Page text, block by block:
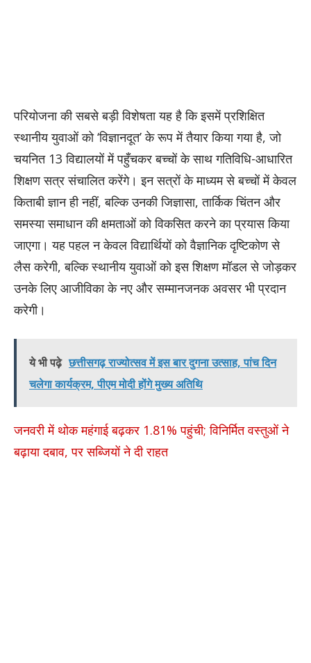
परियोजना की सबसे बड़ी विशेषता यह है कि इसमें प्रशिक्षित
स्थानीय युवाओं को ‘विज्ञानदूत’ के रूप में तैयार किया गया है, जो
चयनित 13 विद्यालयों में पहुँचकर बच्चों के साथ गतिविधि-आधारित
शिक्षण सत्र संचालित करेंगे। इन सत्रों के माध्यम से बच्चों में केवल
किताबी ज्ञान ही नहीं, बल्कि उनकी जिज्ञासा, तार्किक चिंतन और
समस्या समाधान की क्षमताओं को विकसित करने का प्रयास किया
जाएगा। यह पहल न केवल विद्यार्थियों को वैज्ञानिक दृष्टिकोण से
लैस करेगी, बल्कि स्थानीय युवाओं को इस शिक्षण मॉडल से जोड़कर
उनके लिए आजीविका के नए और सम्मानजनक अवसर भी प्रदान
करेगी।
ये भी पढ़े छत्तीसगढ़ राज्योत्सव में इस बार दुगना उत्साह, पांच दिन
चलेगा कार्यक्रम, पीएम मोदी होंगे मुख्य अतिथि
जनवरी में थोक महंगाई बढ़कर 1.81% पहुंची; विनिर्मित वस्तुओं ने
बढ़ाया दबाव, पर सब्जियों ने दी राहत